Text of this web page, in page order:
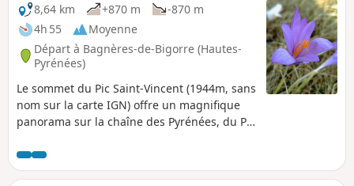
8,64 km +870 m
-870 m
4h 55
Moyenne
Départ à Bagnères-de-Bigorre (Hautes-
Pyrénées)
Le sommet du Pic Saint-Vincent (1944m, sans
nom sur la carte IGN) offre un magnifique
panorama sur la chaîne des Pyrénées, du Pic
au sud du Pic du Montaigu.